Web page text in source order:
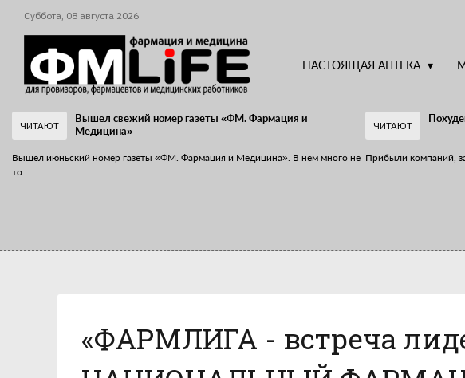
Суббота, 08 августа 2026
НАСТОЯЩАЯ АПТЕКА
ЧИТАЮТ
Вышел свежий номер газеты «ФМ. Фармация и
Медицина»
Вышел июньский номер газеты «ФМ. Фармация и Медицина». В нем много не
то
ЧИТАЮТ
Прибыли компаний,
«ФАРМЛИГА - встреча